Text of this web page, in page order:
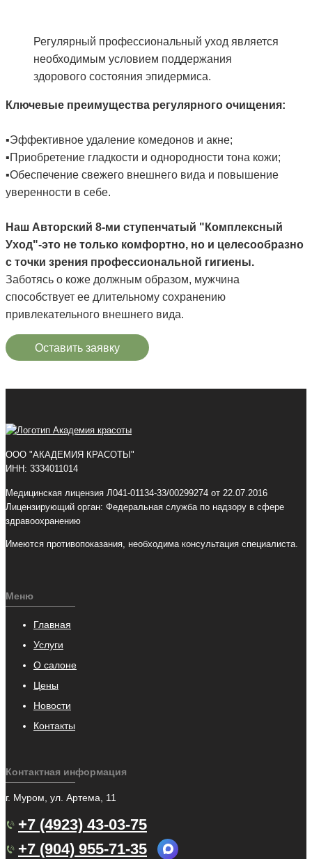
Регулярный профессиональный уход является
необходимым условием поддержания
здорового состояния эпидермиса.
Ключевые преимущества регулярного очищения:
▪️Эффективное удаление комедонов и акне;
▪️Приобретение гладкости и однородности тона кожи;
▪️Обеспечение свежего внешнего вида и повышение
уверенности в себе.
Наш Авторский 8-ми ступенчатый "Комплексный
Уход"-это не только комфортно, но и целесообразно
с точки зрения профессиональной гигиены.
Заботясь о коже должным образом, мужчина
способствует ее длительному сохранению
привлекательного внешнего вида.
Оставить заявку
ООО "АКАДЕМИЯ КРАСОТЫ"
ИНН: 3334011014
Медицинская лицензия Л041-01134-33/00299274 от 22.07.2016
Лицензирующий орган: Федеральная служба по надзору в сфере
здравоохранению
Имеются противопоказания, необходима консультация специалиста.
Меню
Главная
Услуги
О салоне
Цены
Новости
Контакты
Контактная информация
г. Муром, ул. Артема, 11
+7 (4923) 43-03-75
+7 (904) 955-71-35